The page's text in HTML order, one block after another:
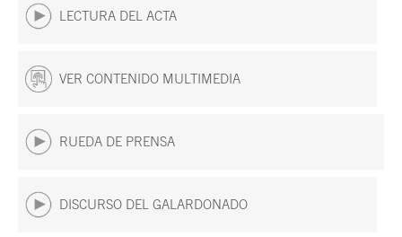
LECTURA DEL ACTA
VER CONTENIDO MULTIMEDIA
RUEDA DE PRENSA
DISCURSO DEL GALARDONADO